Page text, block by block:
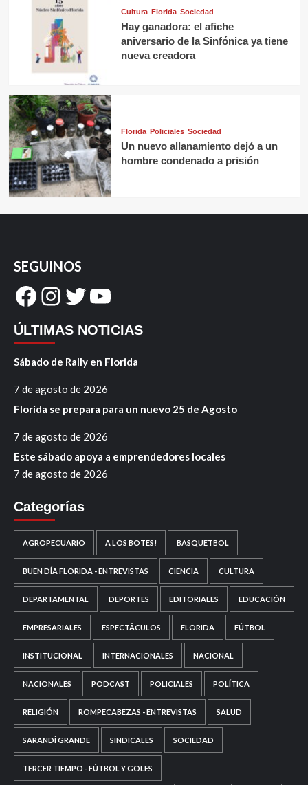
Cultura Florida Sociedad
Hay ganadora: el afiche
aniversario de la Sinfónica ya tiene
nueva creadora
Florida Policiales Sociedad
Un nuevo allanamiento dejó a un
hombre condenado a prisión
SEGUINOS
Facebook
Instagram
Twitter
YouTube
ÚLTIMAS NOTICIAS
Sábado de Rally en Florida
7 de agosto de 2026
Florida se prepara para un nuevo 25 de Agosto
7 de agosto de 2026
Este sábado apoya a emprendedores locales
7 de agosto de 2026
Categorías
AGROPECUARIO A LOS BOTES! BASQUETBOL
BUEN DÍA FLORIDA - ENTREVISTAS CIENCIA CULTURA
DEPARTAMENTAL DEPORTES EDITORIALES EDUCACIÓN
EMPRESARIALES ESPECTÁCULOS FLORIDA FÚTBOL
INSTITUCIONAL INTERNACIONALES NACIONAL
NACIONALES PODCAST POLICIALES POLÍTICA
RELIGIÓN ROMPECABEZAS - ENTREVISTAS SALUD
SARANDÍ GRANDE SINDICALES SOCIEDAD
TERCER TIEMPO - FÚTBOL Y GOLES